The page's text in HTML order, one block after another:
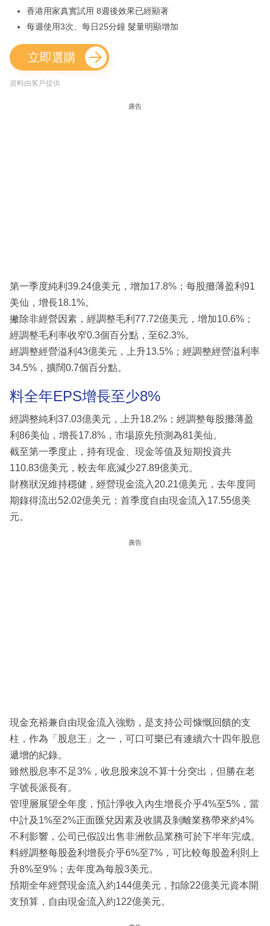
香港用家真實試用 8週後效果已經顯著
每週使用3次、每日25分鐘 髮量明顯增加
立即選購
資料由客戶提供
廣告
第一季度純利39.24億美元，增加17.8%；每股攤薄盈利91
美仙，增長18.1%。
撇除非經營因素，經調整毛利77.72億美元，增加10.6%；
經調整毛利率收窄0.3個百分點，至62.3%。
經調整經營溢利43億美元，上升13.5%；經調整經營溢利率
34.5%，擴闊0.7個百分點。
料全年EPS增長至少8%
經調整純利37.03億美元，上升18.2%；經調整每股攤薄盈
利86美仙，增長17.8%，市場原先預測為81美仙。
截至第一季度止，持有現金、現金等值及短期投資共
110.83億美元，較去年底減少27.89億美元。
財務狀況維持穩健，經營現金流入20.21億美元，去年度同
期錄得流出52.02億美元；首季度自由現金流入17.55億美
元。
廣告
現金充裕兼自由現金流入強勁，是支持公司慷慨回饋的支
柱，作為「股息王」之一，可口可樂已有連續六十四年股息
遞增的紀錄。
雖然股息率不足3%，收息股來說不算十分突出，但勝在老
字號長派長有。
管理層展望全年度，預計淨收入內生增長介乎4%至5%，當
中計及1%至2%正面匯兌因素及收購及剝離業務帶來約4%
不利影響，公司已假設出售非洲飲品業務可於下半年完成。
料經調整每股盈利增長介乎6%至7%，可比較每股盈利則上
升8%至9%；去年度為每股3美元。
預期全年經營現金流入約144億美元，扣除22億美元資本開
支預算，自由現金流入約122億美元。